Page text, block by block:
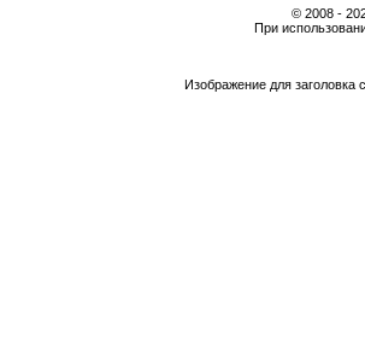
© 2008 -
При
Изображение для